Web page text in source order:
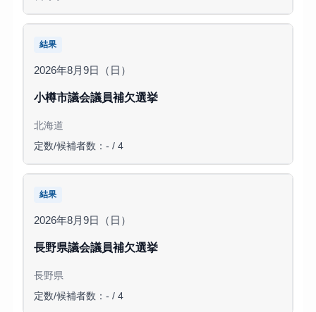
結果
2026年8月9日（日）
小樽市議会議員補欠選挙
北海道
定数/候補者数：- / 4
結果
2026年8月9日（日）
長野県議会議員補欠選挙
長野県
定数/候補者数：- / 4